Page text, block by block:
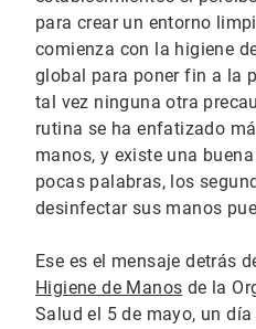
para crear un entorno
comienza con la higiene
global para poner fin a la
tal vez ninguna otra
rutina se ha enfatizado
manos, y existe una
pocas palabras, los
desinfectar sus manos
Ese es el mensaje detrás
Higiene de Manos de la
Salud el 5 de mayo, un